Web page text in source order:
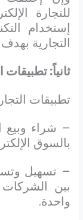
للتجارة
إستخدام
التجارية
ثانياً: تطبيقات
ﺗﻄﺒﯿﻘﺎت
– ﺷﺮاء وﺑﯿﻊ
بالسوق
– تسهيل
ﺑﯿﻦ
واﺣﺪة.